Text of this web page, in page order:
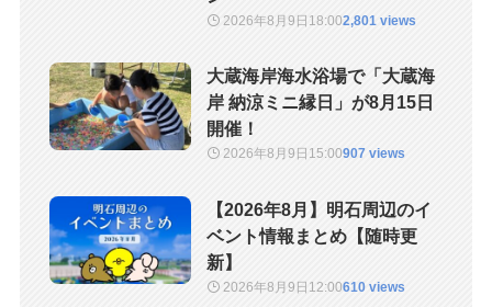
2026年8月9日 18:002,801 views
大蔵海岸海水浴場で「大蔵海
岸 納涼ミニ縁日」が8月15日
開催！
2026年8月9日 15:00907 views
【2026年8月】明石周辺のイ
ベント情報まとめ【随時更
新】
2026年8月9日 12:00610 views